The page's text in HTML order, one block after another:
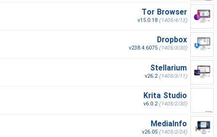
Tor Browser
v15.0.18 (1405/4/13)
Dropbox
v238.4.6075 (1405/3/30)
Stellarium
v26.2(1405/3/11)
Krita Studio
v6.0.2(1405/2/30)
MediaInfo
v26.05 (1405/2/24)